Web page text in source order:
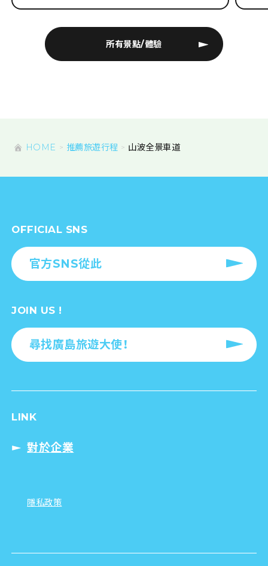
所有景點/體驗
HOME 推薦旅遊行程 山波全景車道
OFFICIAL SNS
官方SNS從此
JOIN US !
尋找廣島旅遊大使！
LINK
對於企業
隱私政策